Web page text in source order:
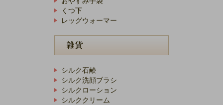
くつ下
レッグウォーマー
シルク石鹸
シルク洗顔ブラシ
シルクローション
シルククリーム